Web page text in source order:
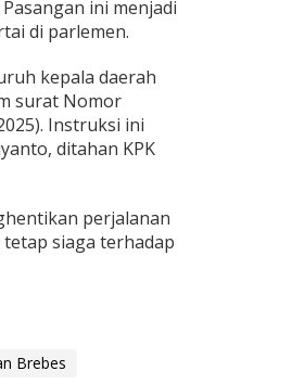
ini menjadi
di parlemen.
kepala daerah
surat Nomor
Instruksi ini
ditahan KPK
perjalanan
siaga terhadap
Brebes